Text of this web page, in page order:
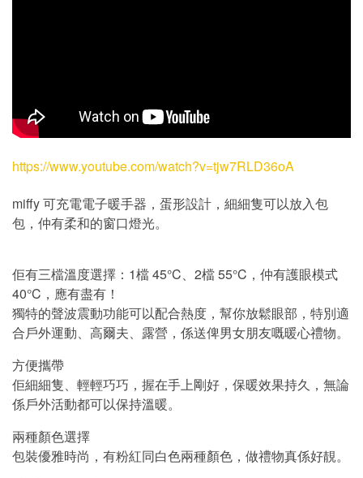
https://www.youtube.com/watch?v=tjw7RLD36oA
miffy 可充電電子暖手器，蛋形設計，細細隻可以放入包
包，仲有柔和的窗口燈光。
佢有三檔溫度選擇：1檔 45°C、2檔 55°C，仲有護眼模式
40°C，應有盡有！
獨特的聲波震動功能可以配合熱度，幫你放鬆眼部，特別適
合戶外運動、高爾夫、露營，係送俾男女朋友嘅暖心禮物。
方便攜帶
佢細細隻、輕輕巧巧，握在手上剛好，保暖效果持久，無論
係戶外活動都可以保持溫暖。
兩種顏色選擇
包裝優雅時尚，有粉紅同白色兩種顏色，做禮物真係好靚。